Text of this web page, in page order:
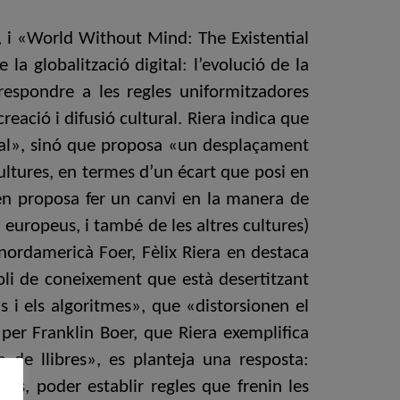
i «World Without Mind: The Existential
la globalització digital: l’evolució de la
a les regles uniformitzadores
i difusió cultural. Riera indica que
sinó que proposa «un desplaçament
en termes d’un écart que posi en
proposa fer un canvi en la manera de
i també de les altres cultures)
Foer, Fèlix Riera en destaca
de coneixement que està desertitzant
i els algoritmes», que «distorsionen el
Franklin Boer, que Riera exemplifica
de llibres», es planteja una resposta:
poder establir regles que frenin les